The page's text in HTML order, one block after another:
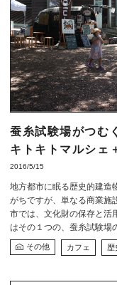
蚕糸試験場がつむ
キトキトマルシェ
2016/5/15
地方都市に眠る歴史的建造
がちですが、単なる商業施
市では、文化財の保存と活
はその１つの、蚕糸試験場
その他 カフェ 歴